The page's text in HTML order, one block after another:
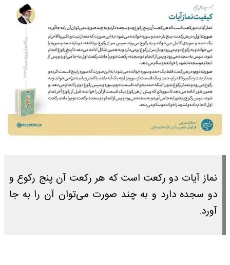
نماز آیات دو رکعت است که هر رکعت آن پنج رکوع و
دو سجده دارد و به چند صورت می‌توان آن را به جا
آورد.